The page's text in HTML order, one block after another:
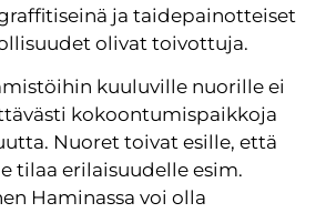
ja taidepainotteiset
olivat toivottuja.
kuuluville nuorille ei
kokoontumispaikkoja
Nuoret toivat esille, että
tilaa erilaisuudelle esim.
Haminassa voi olla